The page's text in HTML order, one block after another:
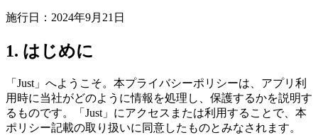
施行日：2024年9月21日
1. はじめに
「Just」へようこそ。本プライバシーポリシーは、アプリ利
用時に当社がどのように情報を処理し、保護するかを説明す
るものです。「Just」にアクセスまたは利用することで、本
ポリシー記載の取り扱いに同意したものとみなされます。